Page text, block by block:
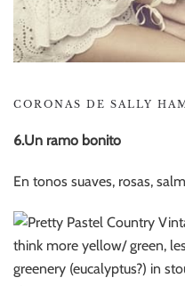
CORONAS DE SALLY
6.Un ramo bonito
En tonos suaves, rosas,